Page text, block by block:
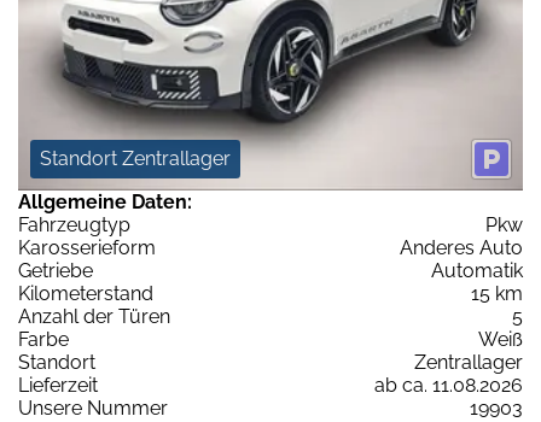
Standort Zentrallager
Allgemeine Daten:
Fahrzeugtyp
Pkw
Karosserieform
Anderes Auto
Getriebe
Automatik
Kilometerstand
15 km
Anzahl der Türen
5
Farbe
Weiß
Standort
Zentrallager
Lieferzeit
ab ca. 11.08.2026
Unsere Nummer
19903